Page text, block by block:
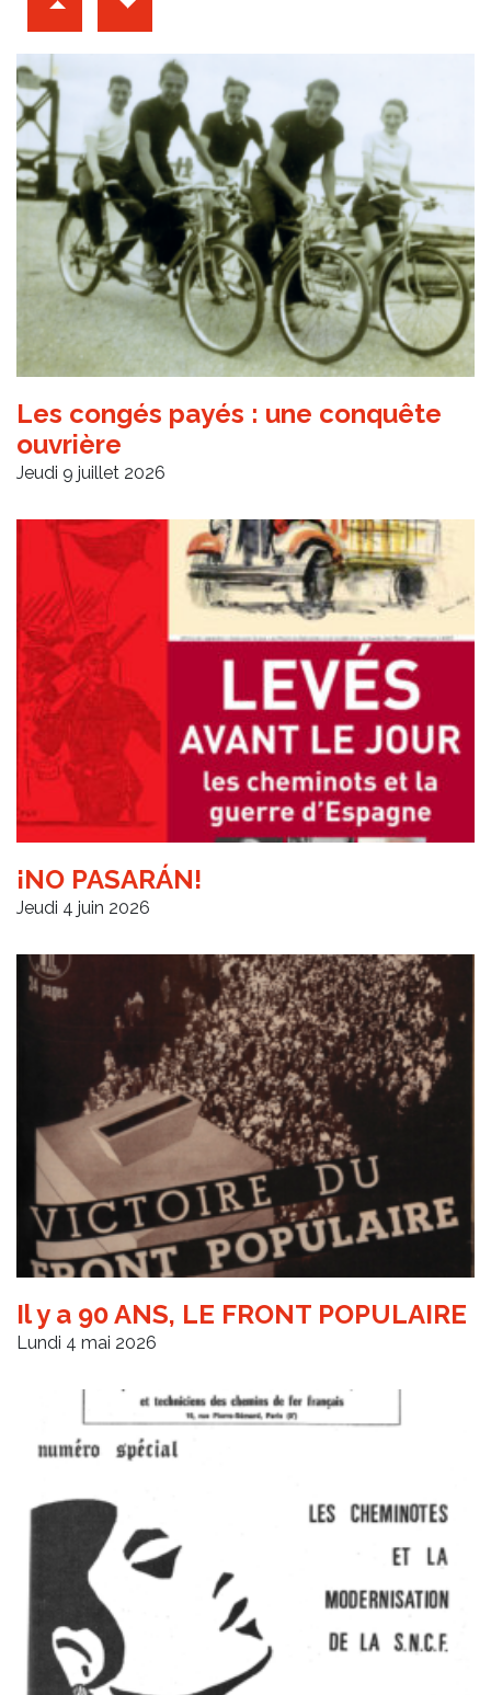
Les congés payés : une conquête
ouvrière
Jeudi 9 juillet 2026
¡NO PASARÁN!
Jeudi 4 juin 2026
Il y a 90 ANS, LE FRONT POPULAIRE
Lundi 4 mai 2026